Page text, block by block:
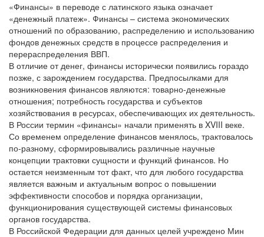
«Финансы» в переводе с латинского языка означает
«денежный платеж». Финансы – система экономических
отношений по образованию, распределению и использованию
фондов денежных средств в процессе распределения и
перераспределения ВВП.
В отличие от денег, финансы исторически появились гораздо
позже, с зарождением государства. Предпосылками для
возникновения финансов являются: товарно-денежные
отношения; потребность государства и субъектов
хозяйствования в ресурсах, обеспечивающих их деятельность.
В России термин «финансы» начали применять в XVIII веке.
Со временем определение финансов менялось, трактовалось
по-разному, сформировывались различные научные
концепции трактовки сущности и функций финансов. Но
остается неизменным тот факт, что для любого государства
является важным и актуальным вопрос о повышении
эффективности способов и порядка организации,
функционирования существующей системы финансовых
органов государства.
В Российской Федерации для данных целей учреждено Мин